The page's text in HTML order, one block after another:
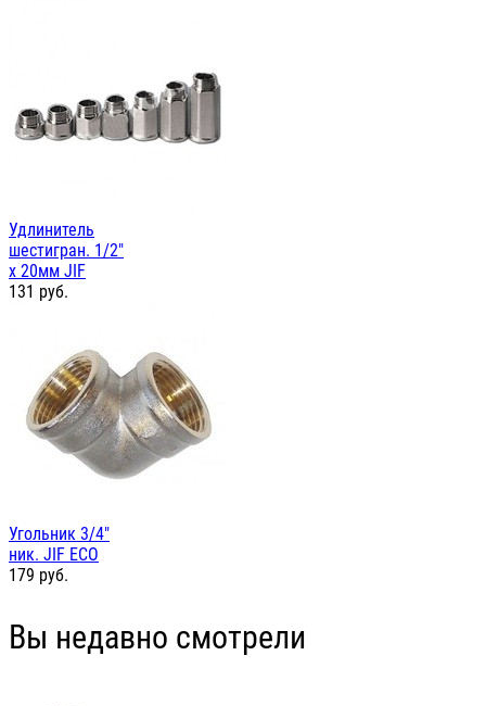
Удлинитель
шестигран. 1/2"
х 20мм JIF
131 руб.
Угольник 3/4"
ник. JIF ЕСО
179 руб.
Вы недавно смотрели